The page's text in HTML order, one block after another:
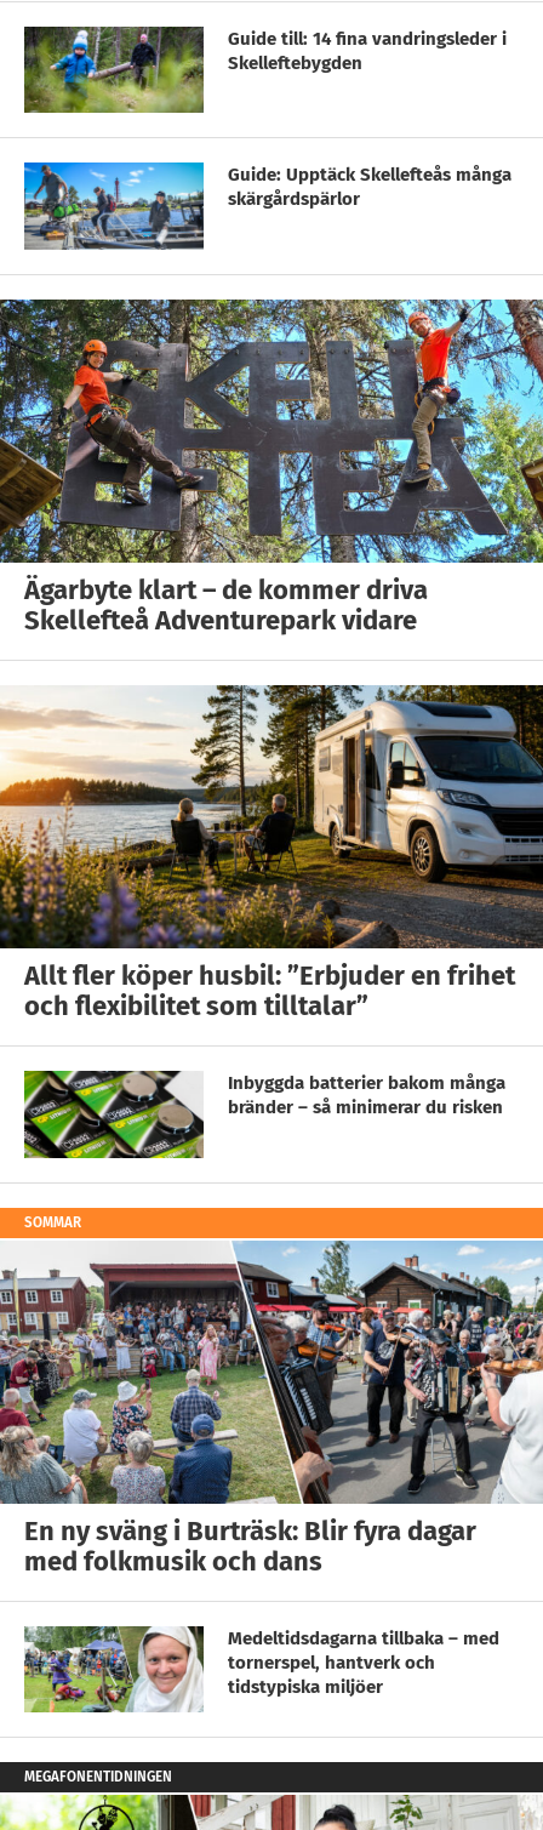
Guide till: 14 fina vandringsleder i
Skelleftebygden
Guide: Upptäck Skellefteås många
skärgårdspärlor
Ägarbyte klart – de kommer driva
Skellefteå Adventurepark vidare
Allt fler köper husbil: ”Erbjuder en frihet
och flexibilitet som tilltalar”
Inbyggda batterier bakom många
bränder – så minimerar du risken
SOMMAR
En ny sväng i Burträsk: Blir fyra dagar
med folkmusik och dans
Medeltidsdagarna tillbaka – med
tornerspel, hantverk och
tidstypiska miljöer
MEGAFONENTIDNINGEN